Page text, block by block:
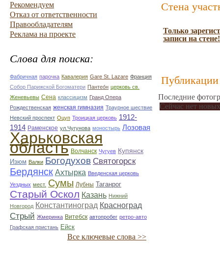
Рекомендуем
Отказ от ответственности
Правообладателям
Реклама на проекте
Слова для поиска:
Фабричная парочка Кавалерия Gare St. Lazare Франция
Собор Парижской Богоматери Пантео́н церковь св.
Женевьевы Сена классицизм Гранд Опера
Рождественская женская гимназия Траурное шествие
Невский проспект Оцуп Троицкая церковь 1912-
1914 Раменское ул.Чугунова моностырь Лозовая
Харьковская
область Волчанск Чугуев Купянск
Изюм Валки Богодухов Святогорск
Бердянск Ахтырка Введенская церковь
Уездных мест. Сумы Лубны Таганрог
Старый Оскол Казань Нижний
Новгород Константиноград Красноград
Стрый Жмеринка Витебск автопробег ретро-авто
Графская пристань Ейск
Все ключевые слова >>
Стена
Только
записи на стене!
Публикации
Последние
Сейчас нет